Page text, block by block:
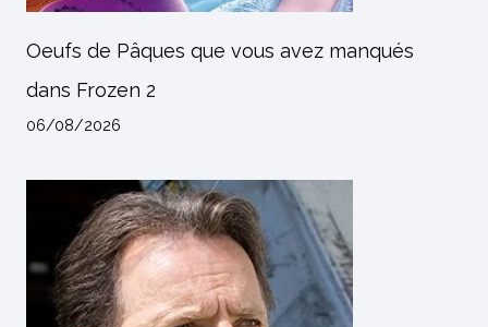
Oeufs de Pâques que vous avez manqués
dans Frozen 2
06/08/2026